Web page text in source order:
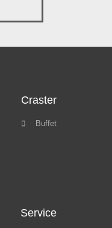
Craster
Buffet
Service